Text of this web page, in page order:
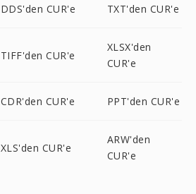
DDS'den CUR'e TXT'den CUR'e
TIFF'den CUR'e
XLSX'den
CUR'e
CDR'den CUR'e PPT'den CUR'e
XLS'den CUR'e
ARW'den
CUR'e